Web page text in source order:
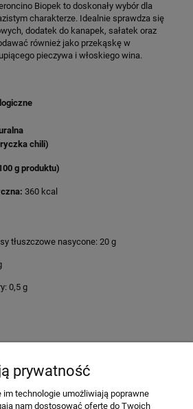
Biopek to doskonały wybór dla
charakterze. Idealnie sprawdza się
dodatek do kanapek, sałatek oraz
również jako przekąskę w
pieczywa i włoskiego wina.
chili)
g produktu)
360 kcal
tłuszczowe nasycone: 20 g
0,5 g
prywatność
technologie umożliwiają poprawne
nam dostosować ofertę do Twoich